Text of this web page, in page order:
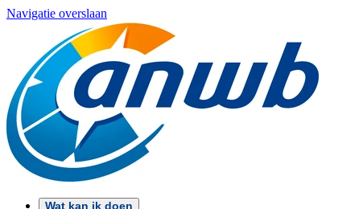
Navigatie overslaan
Wat kan ik doen